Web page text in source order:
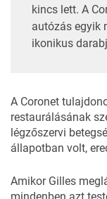
kincs lett. A
autózás egyik
ikonikus
A Coronet
restaurálásának
légzőszervi
állapotban volt,
Amikor Gilles